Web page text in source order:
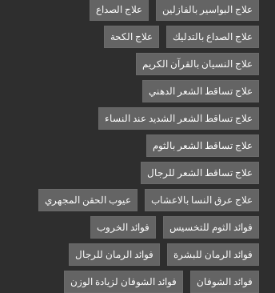
علاج البواسير بالفازلين علاج الصداع
علاج الصداع بالتدليك علاج الكحة
علاج النسيان بالقرآن الكريم
علاج تساقط الشعر الدهني
علاج تساقط الشعر الشديد عند النساء
علاج تساقط الشعر بالثوم
علاج تساقط الشعر للرجال
علاج عرق النسا بالاعشاب عيوب الحقن المجهري
فوائد الثوم للتخسيس فوائد الخروب
فوائد الرمان للبشرة فوائد الرمان للرجال
فوائد الشوفان فوائد الشوفان لزيادة الوزن